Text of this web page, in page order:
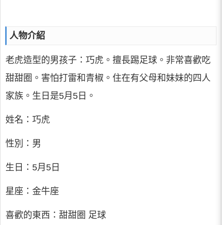
人物介紹
老虎造型的男孩子：巧虎。擅長踢足球。非常喜歡吃
甜甜圈。害怕打雷和青椒。住在有父母和妹妹的四人
家族。生日是5月5日。
姓名：巧虎
性別：男
生日：5月5日
星座：金牛座
喜歡的東西：甜甜圈 足球